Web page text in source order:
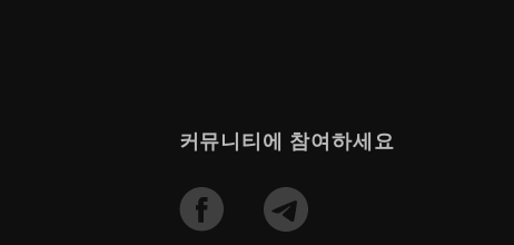
커뮤니티에 참여하세요